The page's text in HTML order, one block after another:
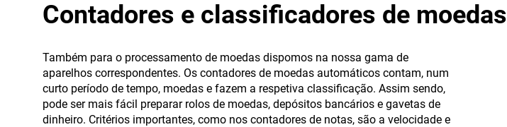
Contadores e classificadores de moedas
Também para o processamento de moedas dispomos na nossa gama de
aparelhos correspondentes. Os contadores de moedas automáticos contam, num
curto período de tempo, moedas e fazem a respetiva classificação. Assim sendo,
pode ser mais fácil preparar rolos de moedas, depósitos bancários e gavetas de
dinheiro. Critérios importantes, como nos contadores de notas, são a velocidade e